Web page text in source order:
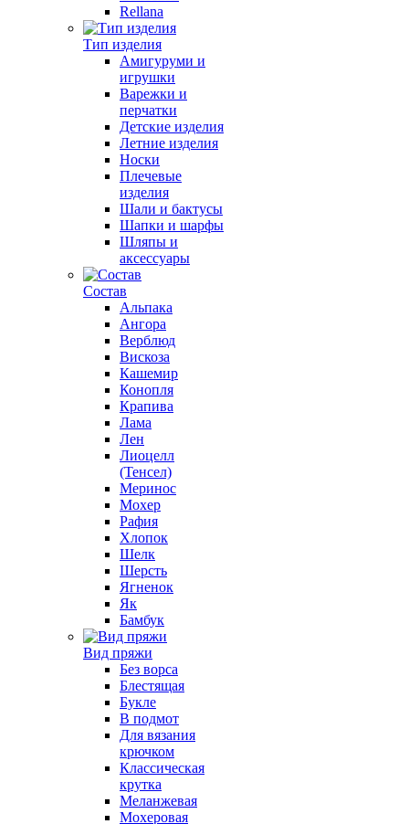
Rellana
Тип изделия
Амигуруми и
игрушки
Варежки и
перчатки
Детские изделия
Летние изделия
Носки
Плечевые
изделия
Шали и бактусы
Шапки и шарфы
Шляпы и
аксессуары
Состав
Альпака
Ангора
Верблюд
Вискоза
Кашемир
Конопля
Крапива
Лама
Лен
Лиоцелл
(Тенсел)
Меринос
Мохер
Рафия
Хлопок
Шелк
Шерсть
Ягненок
Як
Бамбук
Вид пряжи
Без ворса
Блестящая
Букле
В подмот
Для вязания
крючком
Классическая
крутка
Меланжевая
Мохеровая